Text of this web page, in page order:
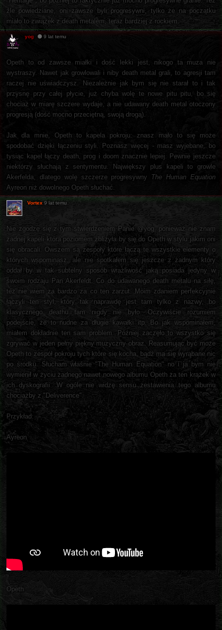
źle powiedziane, oni zawsze byli progresywni, tylko że na początku
miało to związek z death metalem, teraz bardziej z rockiem.
yog 9 lat temu
Opeth to od zawsze miałki i dość lekki jest, nikogo ta muza nie
wystraszy. Nawet jak growlowali i niby death metal grali, to agresji tam
raczej nie uświadczysz. Niezależnie jak bym się nie starał to i tak
przysnę przy całej płycie, już chyba wolę te nowe pitu pitu, bo się
chociaż w miarę szczere wydaje, a nie udawany death metal otoczony
progresją (dość mocno przeciętną, swoją drogą).
Jak dla mnie, Opeth to kapela pokroju: znasz mało to się może
spodobać dzięki łączeniu styli. Poznasz więcej - masz wyjebane, bo
tysiąc kapel łączy death, prog i doom znacznie lepiej. Pewnie jeszcze
niektórzy słuchają z sentymentu. Największy plus kapeli to growle
Akerfelda, dlatego wolę szczerze progresywny The Human Equation
Ayreon niż dowolnego Opeth słuchać.
Vortex 9 lat temu
Nie zgodzę się z tym stwierdzeniem Panie @yog, ponieważ nie znam
żadnej kapeli która poziomem zbliżyła by się do Opeth w stylu jakim oni
się obracali. Owszem są zespoły które łączą te wszystkie elementy o
których wspominasz, ale nie spotkałem się jeszcze z żadnym który
oddał by w tak subtelny sposób wrażliwość jaką posiada jedyny w
swoim rodzaju Pan Akerfeldt. Co do udawanego death metalu na siłę,
też nie wiem za bardzo za co ten zarzut. Moim zdaniem perfekcyjnie
łączyli ten styl, który tak naprawdę jest tam tylko z nazwy, bo
klasycznego deathu tam nigdy nie było. Oczywiście rozumiem
podejście, że to nudne za długie kawałki itp. Bo jak wspominałem,
miałem dokładnie ten sam problem. Później zaczęło to wszystko się
zgrywać w jeden pełny piękny muzyczny obraz. Reasumując być może
Opeth to zespół pokroju tych które się kocha, bądź ma się wyrąbane nic
po środku. Słucham właśnie "The Human Equation" no i ja bym nie
wymienił w życiu żadnego nawet nowego albumu Opeth za ten krążek w
ich dyskografii. W ogóle nie widzę sensu zestawienia tego albumu
chociażby z "Deliverence".
Przykład:
Ayreon
Opeth